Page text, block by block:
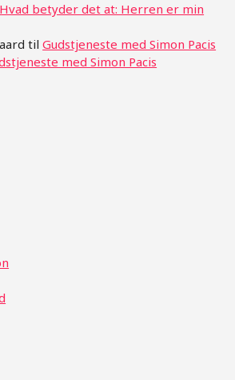
Hvad betyder det at: Herren er min
tilGudstjeneste med Simon Pacis
med Simon Pacis